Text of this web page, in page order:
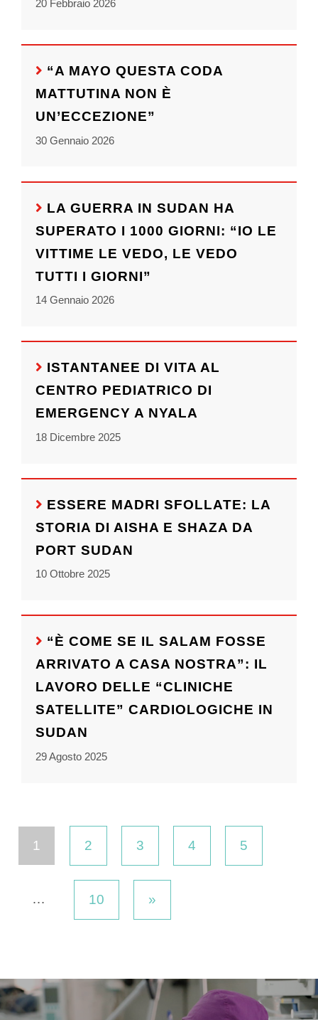
20 Febbraio 2026
“A MAYO QUESTA CODA
MATTUTINA NON È
UN’ECCEZIONE”
30 Gennaio 2026
LA GUERRA IN SUDAN HA
SUPERATO I 1000 GIORNI: “IO LE
VITTIME LE VEDO, LE VEDO
TUTTI I GIORNI”
14 Gennaio 2026
ISTANTANEE DI VITA AL
CENTRO PEDIATRICO DI
EMERGENCY A NYALA
18 Dicembre 2025
ESSERE MADRI SFOLLATE: LA
STORIA DI AISHA E SHAZA DA
PORT SUDAN
10 Ottobre 2025
“È COME SE IL SALAM FOSSE
ARRIVATO A CASA NOSTRA”: IL
LAVORO DELLE “CLINICHE
SATELLITE” CARDIOLOGICHE IN
SUDAN
29 Agosto 2025
1 2 3 4 5
… 10 »